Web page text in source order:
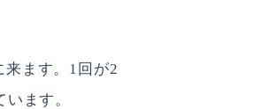
ます。1回が2
ます。